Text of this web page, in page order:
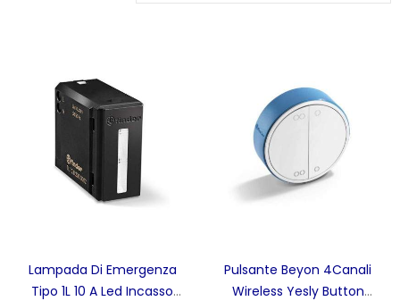
Lampada Di Emergenza
Tipo 1L 10 A Led Incasso
Pulsante Beyon 4Canali
Wireless Yesly Button